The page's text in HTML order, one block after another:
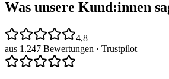
Was unsere Kund:innen
4,8
aus 1.247 Bewertungen · Trustpilot